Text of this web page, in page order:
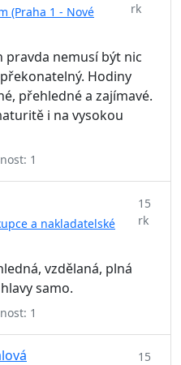
(Praha 1 - Nové
rk
pravda nemusí být nic
Hodiny
přehledné a zajímavé.
i na vysokou
1
a nakladatelské
15
rk
vzdělaná, plná
samo.
1
15